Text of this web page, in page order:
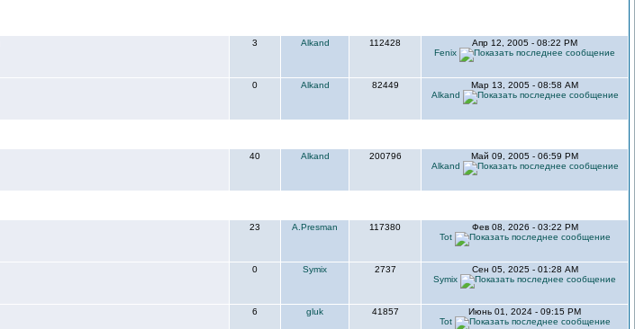
3 Alkand 112428
Апр 12, 2005 - 08:22 PM
Fenix
0 Alkand 82449
Мар 13, 2005 - 08:58 AM
Alkand
40 Alkand 200796
Май 09, 2005 - 06:59 PM
Alkand
23 A.Presman 117380
Фев 08, 2026 - 03:22 PM
Tot
0 Symix 2737
Сен 05, 2025 - 01:28 AM
Symix
6 gluk 41857
Июнь 01, 2024 - 09:15 PM
Tot